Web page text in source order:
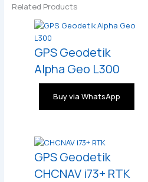
Related Products
GPS Geodetik
Alpha Geo L300
Buy via WhatsApp
GPS Geodetik
CHCNAV i73+ RTK